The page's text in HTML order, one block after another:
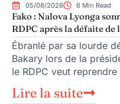
05/08/2026 6 Min Read
Fako : Nalova Lyonga
RDPC après la défaite
Ébranlé par sa lourde
Bakary lors de la
le RDPC veut reprendre
Lire la suite